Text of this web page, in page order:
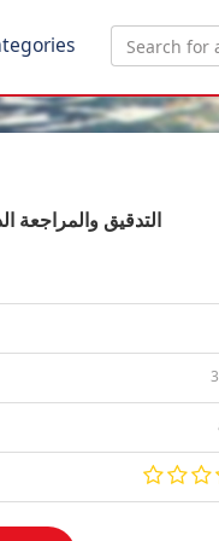
التدقيق والمراجعة